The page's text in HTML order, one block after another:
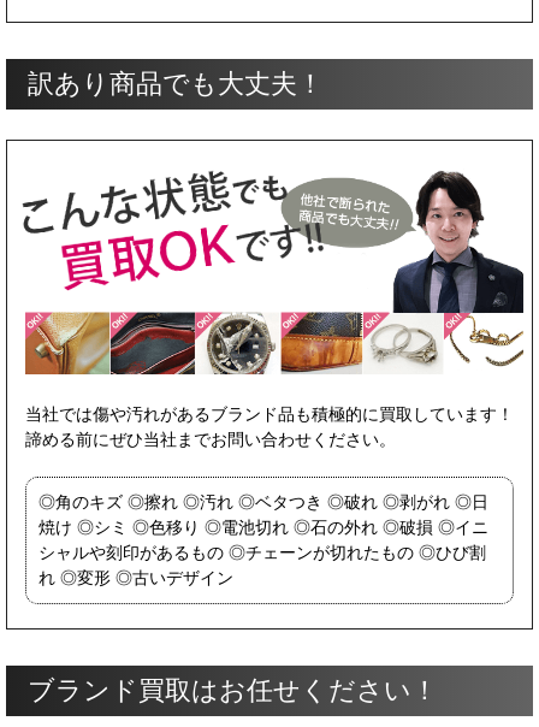
訳あり商品でも大丈夫！
当社では傷や汚れがあるブランド品も積極的に買取しています！
諦める前にぜひ当社までお問い合わせください。
角のキズ 擦れ 汚れ ベタつき 破れ 剥がれ
日
焼け
シミ 色移り 電池切れ 石の外れ 破損
イニ
シャルや刻印があるもの
チェーンが切れたもの
ひび割
れ
変形 古いデザイン
ブランド買取はお任せください！